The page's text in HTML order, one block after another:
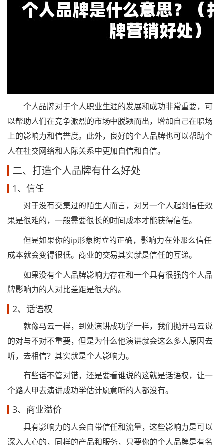
个人品牌对于个人职业生涯的发展和成功非常重要，可
以帮助人们在竞争激烈的市场中脱颖而出，增加自己在职场
上的影响力和信誉度。此外，良好的个人品牌也可以帮助个
人在社交网络和人际关系中更加自信和自信。
二、打造个人品牌有什么好处
1、信任
对于没有交集过的陌生人而言，对另一个人起到信任效
果是很难的，一般需要很长的时间成本才能获得信任。
但是如果你的ip形象树立的正确，影响力在外那么信任
成本就会变得很低。商业的交易其实就是信任的互递。
如果没有个人品牌影响力存在和一个具有很强的个人品
牌影响力的人对比差距是很大的。
2、话语权
就像马云一样，到处演讲成功学一样，我们抛开马云说
的对与不对不重要，但是为什么他演讲就会这么多人原因去
听，去相信？其实就是个人影响力。
有些话不管对错，还是要看谁说的这就是话语权，让一
个路人甲去演讲成功学估计愿意听的人都没有。
3、商业溢价
具有影响力的人会自带信任和流量，这些影响力是可以
深入人心的，同样的产品和服务，只要你的个人品牌是有名